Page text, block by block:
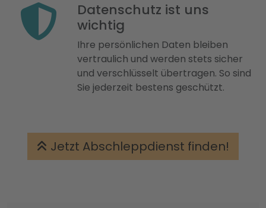
Datenschutz ist uns
wichtig
Ihre persönlichen Daten bleiben
vertraulich und werden stets sicher
und verschlüsselt übertragen. So sind
Sie jederzeit bestens geschützt.
Jetzt Abschleppdienst finden!